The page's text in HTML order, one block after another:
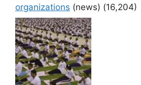
organizations (news) (16,204)